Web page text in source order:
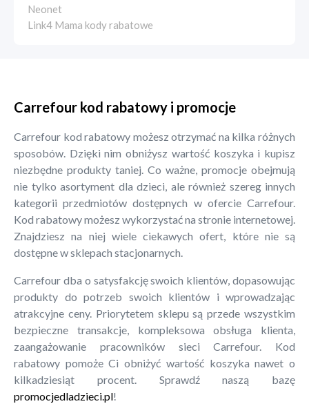
Neonet
Link4 Mama kody rabatowe
Carrefour kod rabatowy i promocje
Carrefour kod rabatowy możesz otrzymać na kilka różnych
sposobów. Dzięki nim obniżysz wartość koszyka i kupisz
niezbędne produkty taniej. Co ważne, promocje obejmują
nie tylko asortyment dla dzieci, ale również szereg innych
kategorii przedmiotów dostępnych w ofercie Carrefour.
Kod rabatowy możesz wykorzystać na stronie internetowej.
Znajdziesz na niej wiele ciekawych ofert, które nie są
dostępne w sklepach stacjonarnych.
Carrefour dba o satysfakcję swoich klientów, dopasowując
produkty do potrzeb swoich klientów i wprowadzając
atrakcyjne ceny. Priorytetem sklepu są przede wszystkim
bezpieczne transakcje, kompleksowa obsługa klienta,
zaangażowanie pracowników sieci Carrefour. Kod
rabatowy pomoże Ci obniżyć wartość koszyka nawet o
kilkadziesiąt procent. Sprawdź naszą bazę
promocjedladzieci.pl!